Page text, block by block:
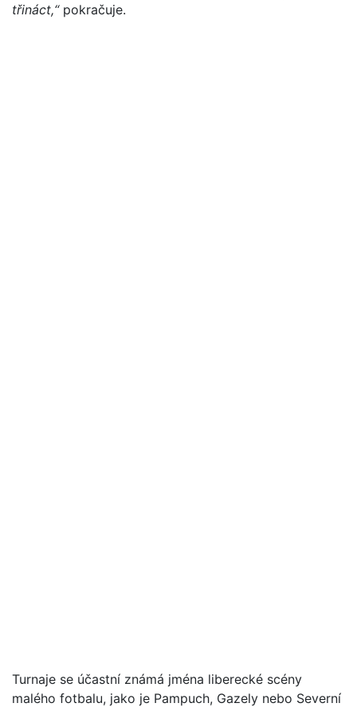
třináct,“ pokračuje.
Turnaje se účastní známá jména liberecké scény
malého fotbalu, jako je Pampuch, Gazely nebo Severní